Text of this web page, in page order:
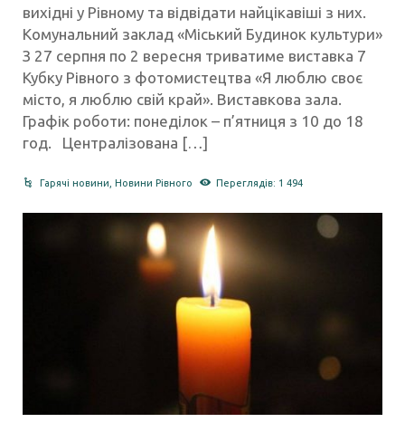
вихідні у Рівному та відвідати найцікавіші з них.
Комунальний заклад «Міський Будинок культури»
З 27 серпня по 2 вересня триватиме виставка 7
Кубку Рівного з фотомистецтва «Я люблю своє
місто, я люблю свій край». Виставкова зала.
Графік роботи: понеділок – п’ятниця з 10 до 18
год. Централізована […]
Гарячі новини ,Новини Рівного Переглядів: 1 494